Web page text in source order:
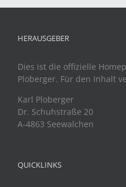
HERAUSGEBER
Dies ist die offizielle
Ploberger. Für den Inhalt
Karl Ploberger
Dr. Schuhstraße 20
A-4863 Seewalchen
QUICKLINKS